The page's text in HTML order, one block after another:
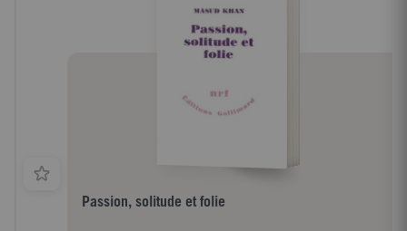
Passion, solitude et folie